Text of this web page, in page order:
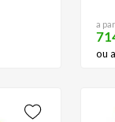
a
ou